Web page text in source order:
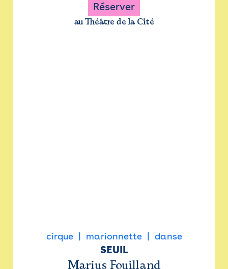
Réserver
au Théâtre de la Cité
cirque marionnette danse
SEUIL
Marius Fouilland